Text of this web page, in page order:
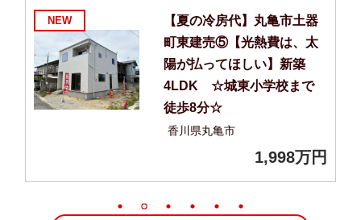
NEW
【夏の冷房代】丸亀市土器
町東建売⑤【光熱費は、太
陽が払ってほしい】新築
4LDK ☆城東小学校まで
徒歩8分☆
香川県丸亀市
1,998万円